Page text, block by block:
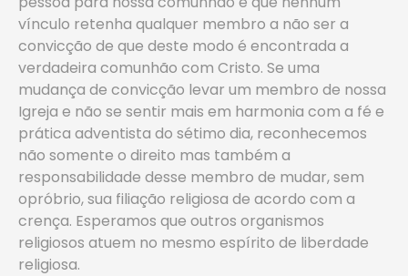
vínculo retenha qualquer membro a não ser a
convicção de que deste modo é encontrada a
verdadeira comunhão com Cristo. Se uma
mudança de convicção levar um membro de nossa
Igreja e não se sentir mais em harmonia com a fé e
prática adventista do sétimo dia, reconhecemos
não somente o direito mas também a
responsabilidade desse membro de mudar, sem
opróbrio, sua filiação religiosa de acordo com a
crença. Esperamos que outros organismos
religiosos atuem no mesmo espírito de liberdade
religiosa.